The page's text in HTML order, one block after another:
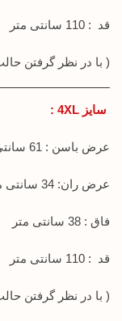
قد : 110 سانتی متر
( با در نظر گرفتن حالت
سایز 4XL :
عرض باسن : 61 سانتی متر
عرض ران: 34 سانتی متر
فاق : 38 سانتی متر
قد : 110 سانتی متر
( با در نظر گرفتن حالت